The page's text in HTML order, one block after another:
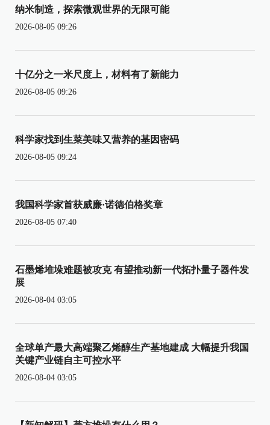
纳米制造，探索微观世界的无限可能
2026-08-05 09:26
十亿分之一米尺度上，材料有了新能力
2026-08-05 09:26
科学家找到生菜美味又营养的基因密码
2026-08-05 09:24
我国科学家首获威廉·诺德伯格奖章
2026-08-05 07:40
石墨烯堆垛难题被攻克 有望推动新一代拓扑量子器件发
展
2026-08-04 03:05
全球单产最大高端聚乙烯醇生产基地建成 大幅提升我国
关键产业链自主可控水平
2026-08-04 03:05